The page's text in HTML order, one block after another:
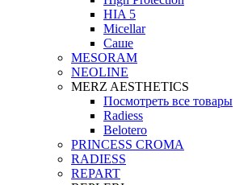
HIA 5
Micellar
Саше
MESORAM
NEOLINE
MERZ AESTHETICS
Посмотреть все товары
Radiess
Belotero
PRINCESS CROMA
RADIESS
REPART